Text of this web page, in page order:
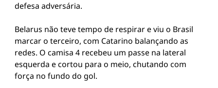
defesa adversária.
Belarus não teve tempo de respirar e viu o Brasil
marcar o terceiro, com Catarino balançando as
redes. O camisa 4 recebeu um passe na lateral
esquerda e cortou para o meio, chutando com
força no fundo do gol.